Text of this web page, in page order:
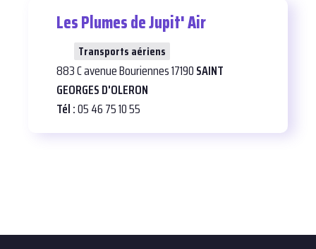
Les Plumes de Jupit' Air
Transports aériens
883 C avenue Bouriennes 17190SAINT
GEORGES D'OLERON
Tél :05 46 75 10 55